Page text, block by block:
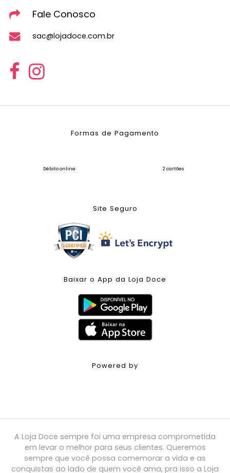
Fale Conosco
sac@lojadoce.com.br
Formas de Pagamento
Débito online 2 cartões
Site Seguro
Baixar o App da Loja Doce
Powered by
A Loja Doce sempre foi uma empresa comprometida
em levar o melhor para seus clientes. Queremos
sempre que você possa comemorar a vida e as
conquistas ao lado de quem você ama, pra isso a Loja